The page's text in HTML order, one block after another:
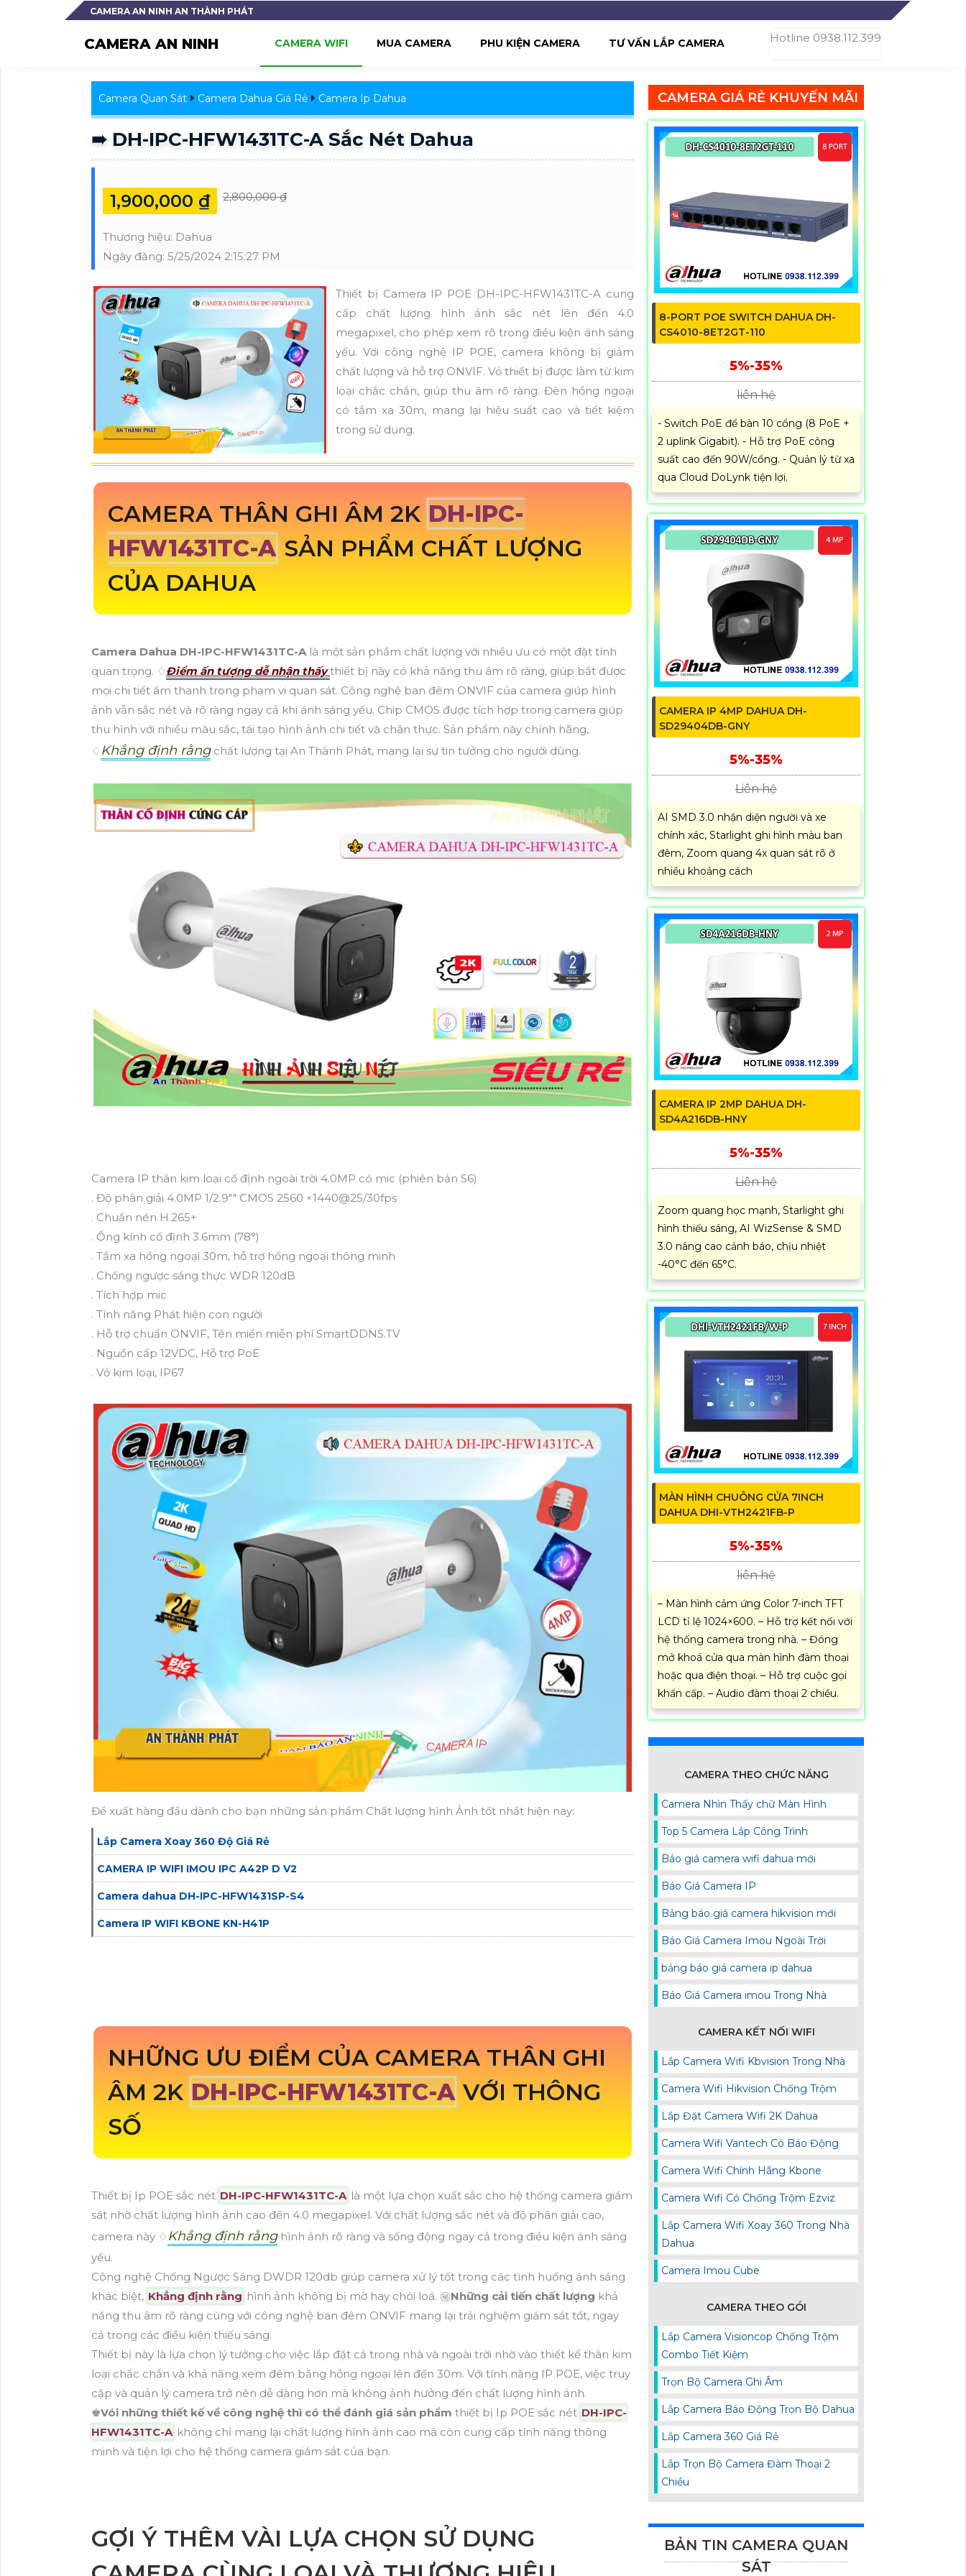
CAMERA AN NINH AN THÀNH PHÁT
CAMERA AN NINH Hotline 0938.112.399
CAMERA WIFI MUA CAMERA PHU KIỆN CAMERA TƯ VẤN LẮP CAMERA
Camera Quan Sát Camera Dahua Giá Rẻ Camera Ip Dahua
➠ DH-IPC-HFW1431TC-A Sắc Nét Dahua
1,900,000 ₫ 2,800,000 ₫
Thương hiệu: Dahua
Ngày đăng: 5/25/2024 2:15:27 PM
Thiết bị Camera IP POE DH-IPC-HFW1431TC-A cung
cấp chất lượng hình ảnh sắc nét lên đến 4.0
megapixel, cho phép xem rõ trong điều kiện ánh sáng
yếu. Với công nghệ IP POE, camera không bị giảm
chất lượng và hỗ trợ ONVIF. Vỏ thiết bị được làm từ kim
loại chắc chắn, giúp thu âm rõ ràng. Đèn hồng ngoại
có tầm xa 30m, mang lại hiệu suất cao và tiết kiệm
trong sử dụng.
CAMERA THÂN GHI ÂM 2K DH-IPC-
HFW1431TC-A SẢN PHẨM CHẤT LƯỢNG
CỦA DAHUA
Camera Dahua DH-IPC-HFW1431TC-Alà một sản phẩm chất lượng với nhiều ưu có một đặt tính
quan trọng. ♢Điểm ấn tượng dễ nhận thấythiết bị này có khả năng thu âm rõ ràng, giúp bắt được
mọi chi tiết âm thanh trong phạm vi quan sát. Công nghệ ban đêm ONVIF của camera giúp hình
ảnh vẫn sắc nét và rõ ràng ngay cả khi ánh sáng yếu. Chip CMOS được tích hợp trong camera giúp
thu hình với nhiều màu sắc, tái tạo hình ảnh chi tiết và chân thực. Sản phẩm này chính hãng,
♢ Khẳng định rằngchất lượng tại An Thành Phát, mang lại sự tin tưởng cho người dùng.
Camera IP thân kim loại cố định ngoài trời 4.0MP có mic (phiên bản S6)
. Độ phân giải 4.0MP 1/2.9"" CMOS 2560 ×1440@25/30fps
. Chuẩn nén H.265+
. Ống kính cố định 3.6mm (78°)
. Tầm xa hồng ngoại 30m, hỗ trợ hồng ngoại thông minh
. Chống ngược sáng thực WDR 120dB
. Tích hợp mic
. Tính năng Phát hiện con người
. Hỗ trợ chuẩn ONVIF, Tên miền miễn phí SmartDDNS.TV
. Nguồn cấp 12VDC, Hỗ trợ PoE
. Vỏ kim loại, IP67
Đề xuất hàng đầu dành cho bạn những sản phẩm Chất lượng hình Ảnh tốt nhất hiện nay:
Lắp Camera Xoay 360 Độ Giá Rẻ
CAMERA IP WIFI IMOU IPC A42P D V2
Camera dahua DH-IPC-HFW1431SP-S4
Camera IP WIFI KBONE KN-H41P
NHỮNG ƯU ĐIỂM CỦA CAMERA THÂN GHI
ÂM 2K DH-IPC-HFW1431TC-A VỚI THÔNG
SỐ
Thiết bị Ip POE sắc nét DH-IPC-HFW1431TC-A là một lựa chọn xuất sắc cho hệ thống camera giám
sát nhờ chất lượng hình ảnh cao đến 4.0 megapixel. Với chất lượng sắc nét và độ phân giải cao,
camera này ♢ Khẳng định rằnghình ảnh rõ ràng và sống động ngay cả trong điều kiện ánh sáng
yếu.
Công nghệ Chống Ngược Sáng DWDR 120db giúp camera xử lý tốt trong các tình huống ánh sáng
khác biệt, Khẳng định rằng hình ảnh không bị mờ hay chói loá. ㊙️Những cải tiến chất lượng khả
năng thu âm rõ ràng cùng với công nghệ ban đêm ONVIF mang lại trải nghiệm giám sát tốt, ngay
cả trong các điều kiện thiếu sáng.
Thiết bị này là lựa chọn lý tưởng cho việc lắp đặt cả trong nhà và ngoài trời nhờ vào thiết kế thân kim
loại chắc chắn và khả năng xem đêm bằng hồng ngoại lên đến 30m. Với tính năng IP POE, việc truy
cập và quản lý camera trở nên dễ dàng hơn mà không ảnh hưởng đến chất lượng hình ảnh.
♚Vói những thiết kế về công nghệ thì có thể đánh giá sản phẩm thiết bị Ip POE sắc nét DH-IPC-
HFW1431TC-A không chỉ mang lại chất lượng hình ảnh cao mà còn cung cấp tính năng thông
minh và tiện lợi cho hệ thống camera giám sát của bạn.
GỢI Ý THÊM VÀI LỰA CHỌN SỬ DỤNG
CAMERA GIÁ RẺ KHUYẾN MÃI
8-PORT POE SWITCH DAHUA DH-
CS4010-8ET2GT-110
5%-35%
liên hệ
- Switch PoE để bàn 10 cổng (8 PoE +
2 uplink Gigabit). - Hỗ trợ PoE công
suất cao đến 90W/cổng. - Quản lý từ xa
qua Cloud DoLynk tiện lợi.
CAMERA IP 4MP DAHUA DH-
SD29404DB-GNY
5%-35%
Liên hệ
AI SMD 3.0 nhận diện người và xe
chính xác, Starlight ghi hình màu ban
đêm, Zoom quang 4x quan sát rõ ở
nhiều khoảng cách
CAMERA IP 2MP DAHUA DH-
SD4A216DB-HNY
5%-35%
Liên hệ
Zoom quang học mạnh, Starlight ghi
hình thiếu sáng, AI WizSense & SMD
3.0 nâng cao cảnh báo, chịu nhiệt
-40°C đến 65°C.
MÀN HÌNH CHUÔNG CỬA 7INCH
DAHUA DHI-VTH2421FB-P
5%-35%
liên hệ
– Màn hình cảm ứng Color 7-inch TFT
LCD tỉ lệ 1024×600. – Hỗ trợ kết nối với
hệ thống camera trong nhà. – Đóng
mở khoá cửa qua màn hình đàm thoại
hoặc qua điện thoại. – Hỗ trợ cuộc gọi
khẩn cấp. – Audio đàm thoại 2 chiều.
CAMERA THEO CHỨC NĂNG
Camera Nhìn Thấy chữ Màn Hình
Top 5 Camera Lắp Công Trình
Báo giá camera wifi dahua mới
Báo Giá Camera IP
Bảng báo giá camera hikvision mới
Báo Giá Camera Imou Ngoài Trời
bảng báo giá camera ip dahua
Báo Giá Camera imou Trong Nhà
CAMERA KẾT NỐI WIFI
Lắp Camera Wifi Kbvision Trong Nhà
Camera Wifi Hikvision Chống Trộm
Lắp Đặt Camera Wifi 2K Dahua
Camera Wifi Vantech Có Báo Động
Camera Wifi Chính Hãng Kbone
Camera Wifi Có Chống Trộm Ezviz
Lắp Camera Wifi Xoay 360 Trong Nhà
Dahua
Camera Imou Cube
CAMERA THEO GÓI
Lắp Camera Visioncop Chống Trộm
Combo Tiết Kiệm
Trọn Bộ Camera Ghi Âm
Lắp Camera Báo Động Trọn Bộ Dahua
Lắp Camera 360 Giá Rẻ
Lắp Trọn Bộ Camera Đàm Thoại 2
Chiều
BẢN TIN CAMERA QUAN
SÁT